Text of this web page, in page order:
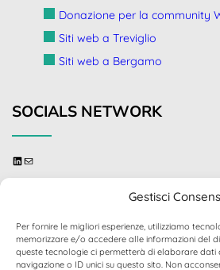
Gestisci
Per fornire le migliori esperienze, utilizziamo
memorizzare e/o accedere alle informazioni del
queste tecnologie ci permetterà di elaborare
navigazione o ID unici su questo sito. Non
Donazione per la community
Siti web a Treviglio
Siti web a Bergamo
SOCIALS NETWORK
linkedin
send me an email
© 2024 - 2026 Stefano Fattori -